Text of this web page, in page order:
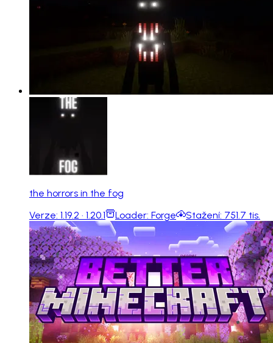
the horrors in the fog
Verze: 1.19.2 · 1.20.1 Loader: Forge Stažení: 751.7 tis.